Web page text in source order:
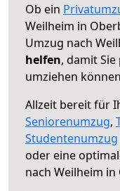
Ob ein
Weilheim in
Umzug nach
helfen, damit
umziehen
Allzeit bereit für
Seniorenumzug,
Studentenumzug
oder eine
nach Weilheim